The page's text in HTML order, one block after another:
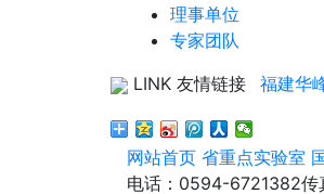
理事单位
专家团队
LINK 友情链接
福建华
网站首页 省重点实验室
电话：0594-6721382传